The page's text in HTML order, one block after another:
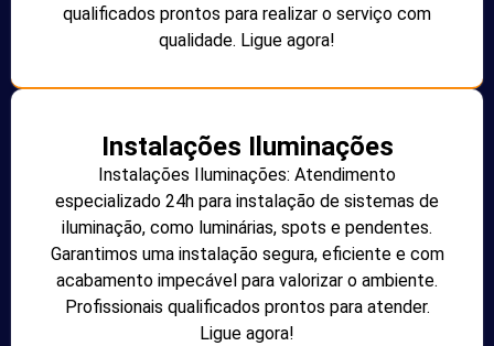
qualificados prontos para realizar o serviço com
qualidade. Ligue agora!
Instalações Iluminações
Instalações Iluminações: Atendimento
especializado 24h para instalação de sistemas de
iluminação, como luminárias, spots e pendentes.
Garantimos uma instalação segura, eficiente e com
acabamento impecável para valorizar o ambiente.
Profissionais qualificados prontos para atender.
Ligue agora!